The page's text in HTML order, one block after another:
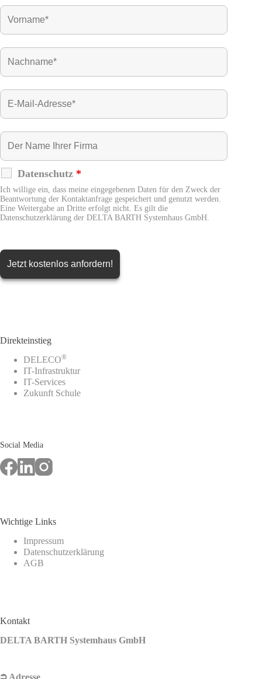
Datenschutz *
Ich willige ein, dass meine eingegebenen Daten für den Zweck der
Beantwortung der Kontaktanfrage gespeichert und genutzt werden.
Eine Weitergabe an Dritte erfolgt nicht. Es gilt die
Datenschutzerklärung der DELTA BARTH Systemhaus GmbH.
Direkteinstieg
DELECO®
IT-Infrastruktur
IT-Services
Zukunft Schule
Social Media
Wichtige Links
Impressum
Datenschutzerklärung
AGB
Kontakt
DELTA BARTH Systemhaus GmbH
⮊ Adresse